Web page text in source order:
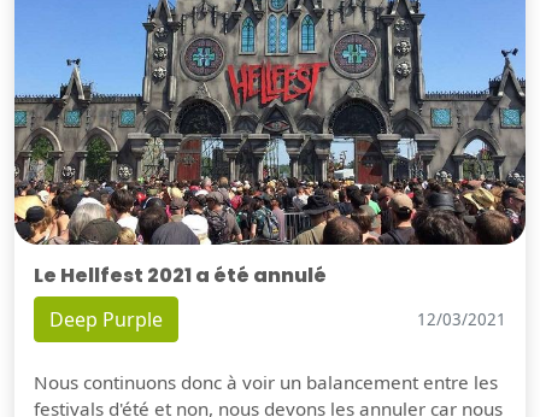
Le Hellfest 2021 a été annulé
Deep Purple 12/03/2021
Nous continuons donc à voir un balancement entre les
festivals d'été et non, nous devons les annuler car nous